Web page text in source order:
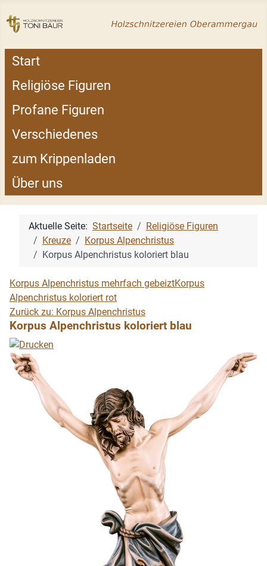
Start
Religiöse Figuren
Profane Figuren
Verschiedenes
zum Krippenladen
Über uns
Aktuelle Seite: Startseite
Religiöse Figuren
Kreuze
Korpus Alpenchristus
Korpus Alpenchristus koloriert blau
Korpus Alpenchristus mehrfach gebeiztKorpus
Alpenchristus koloriert rot
Zurück zu: Korpus Alpenchristus
Korpus Alpenchristus koloriert blau